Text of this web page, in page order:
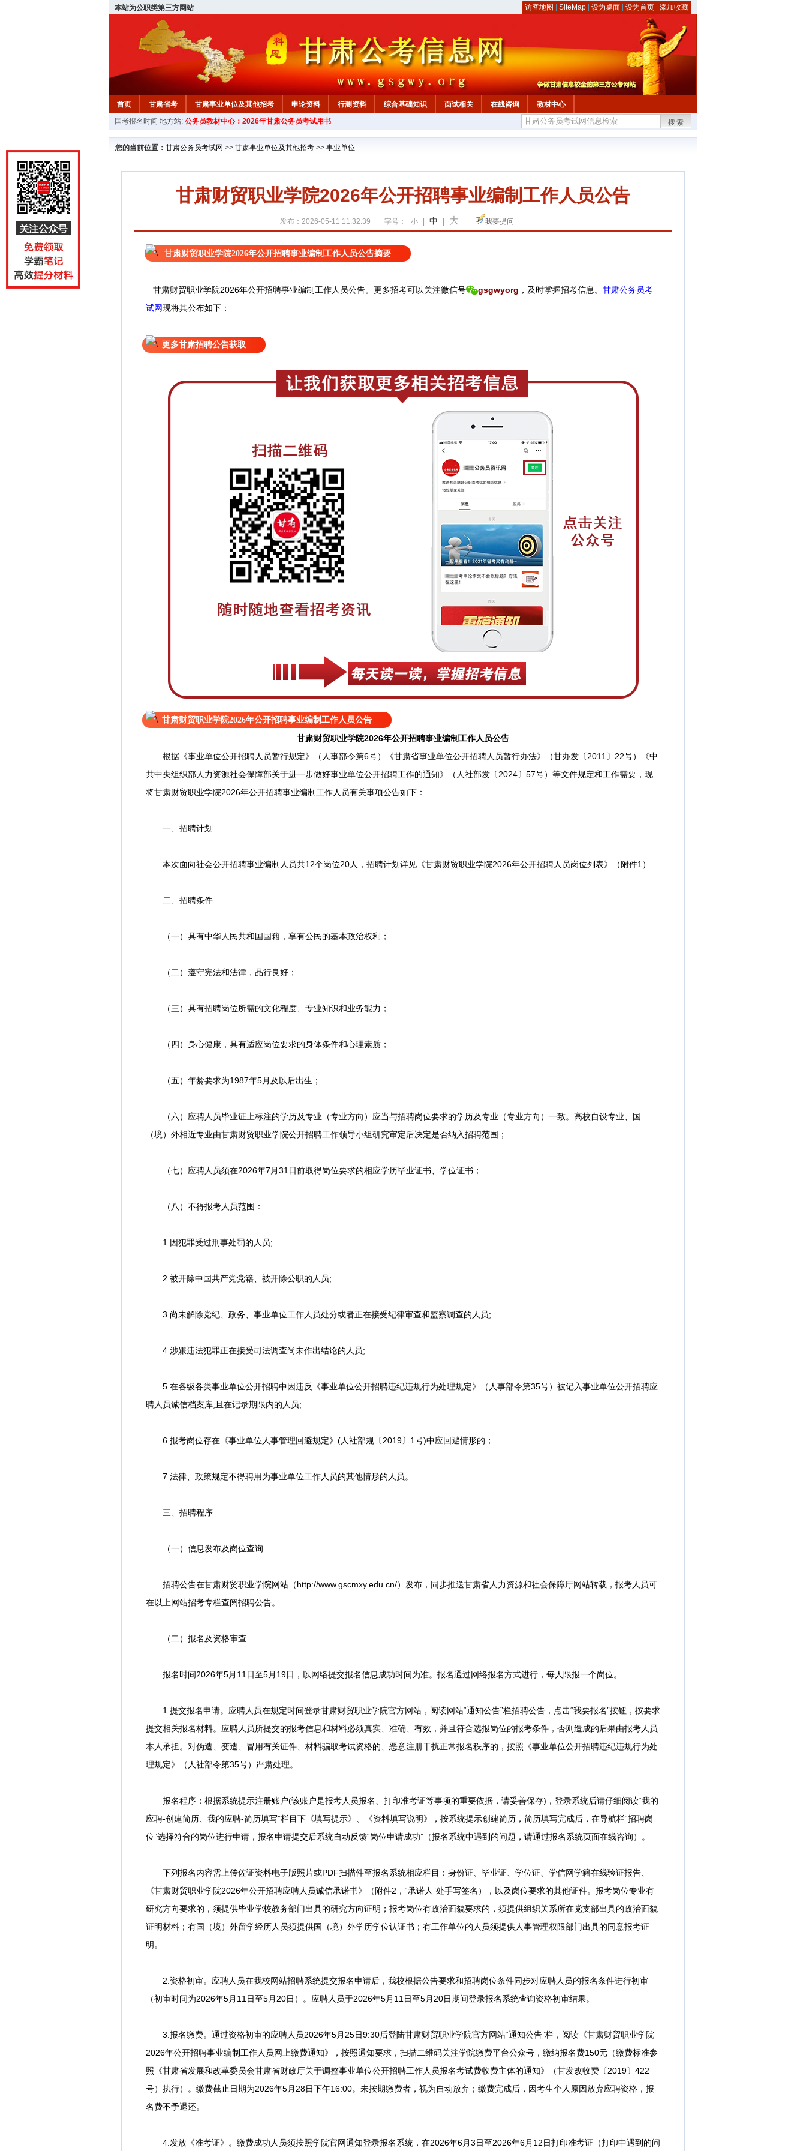
本站为公职类第三方网站 访客地图 SiteMap 设为桌面 设为首页 添加收藏
首页 甘肃省考 甘肃事业单位及其他招考 申论资料 行测资料 综合基础知识 面试相关 在线咨询
教材中心
国考报名时间 地方站: 公务员教材中心：2026年甘肃公务员考试用书 搜索
您的当前位置： 甘肃公务员考试网 >> 甘肃事业单位及其他招考 >> 事业单位
甘肃财贸职业学院2026年公开招聘事业编制工作人员公告
发布：2026-05-11 11:32:39 字号： 小 中 大 我要提问
甘肃财贸职业学院2026年公开招聘事业编制工作人员公告摘要
甘肃财贸职业学院2026年公开招聘事业编制工作人员公告。 更多招考可以关注微信号 gsgwyorg ， 及时掌握招考信息。 甘肃公务员考
试网现将其公布如下：
更多甘肃招聘公告获取
甘肃财贸职业学院2026年公开招聘事业编制工作人员公告
甘肃财贸职业学院2026年公开招聘事业编制工作人员公告
根据《事业单位公开招聘人员暂行规定》（人事部令第6号）《甘肃省事业单位公开招聘人员暂行办法》（甘办发〔2011〕22号）《中
共中央组织部人力资源社会保障部关于进一步做好事业单位公开招聘工作的通知》（人社部发〔2024〕57号）等文件规定和工作需要，现
将甘肃财贸职业学院2026年公开招聘事业编制工作人员有关事项公告如下：
一、招聘计划
本次面向社会公开招聘事业编制人员共12个岗位20人，招聘计划详见《甘肃财贸职业学院2026年公开招聘人员岗位列表》（附件1）
二、招聘条件
（一）具有中华人民共和国国籍，享有公民的基本政治权利；
（二）遵守宪法和法律，品行良好；
（三）具有招聘岗位所需的文化程度、专业知识和业务能力；
（四）身心健康，具有适应岗位要求的身体条件和心理素质；
（五）年龄要求为1987年5月及以后出生；
（六）应聘人员毕业证上标注的学历及专业（专业方向）应当与招聘岗位要求的学历及专业（专业方向）一致。高校自设专业、国
（境）外相近专业由甘肃财贸职业学院公开招聘工作领导小组研究审定后决定是否纳入招聘范围；
（七）应聘人员须在2026年7月31日前取得岗位要求的相应学历毕业证书、学位证书；
（八）不得报考人员范围：
1.因犯罪受过刑事处罚的人员;
2.被开除中国共产党党籍、被开除公职的人员;
3.尚未解除党纪、政务、事业单位工作人员处分或者正在接受纪律审查和监察调查的人员;
4.涉嫌违法犯罪正在接受司法调查尚未作出结论的人员;
5.在各级各类事业单位公开招聘中因违反《事业单位公开招聘违纪违规行为处理规定》（人事部令第35号）被记入事业单位公开招聘应
聘人员诚信档案库,且在记录期限内的人员;
6.报考岗位存在《事业单位人事管理回避规定》(人社部规〔2019〕1号)中应回避情形的；
7.法律、政策规定不得聘用为事业单位工作人员的其他情形的人员。
三、招聘程序
（一）信息发布及岗位查询
招聘公告在甘肃财贸职业学院网站（http://www.gscmxy.edu.cn/）发布，同步推送甘肃省人力资源和社会保障厅网站转载，报考人员可
在以上网站招考专栏查阅招聘公告。
（二）报名及资格审查
报名时间2026年5月11日至5月19日，以网络提交报名信息成功时间为准。报名通过网络报名方式进行，每人限报一个岗位。
1.提交报名申请。应聘人员在规定时间登录甘肃财贸职业学院官方网站，阅读网站“通知公告”栏招聘公告，点击“我要报名”按钮，按要求
提交相关报名材料。应聘人员所提交的报考信息和材料必须真实、准确、有效，并且符合选报岗位的报考条件，否则造成的后果由报考人员
本人承担。对伪造、变造、冒用有关证件、材料骗取考试资格的、恶意注册干扰正常报名秩序的，按照《事业单位公开招聘违纪违规行为处
理规定》（人社部令第35号）严肃处理。
报名程序：根据系统提示注册账户(该账户是报考人员报名、打印准考证等事项的重要依据，请妥善保存)，登录系统后请仔细阅读“我的
应聘-创建简历、我的应聘-简历填写”栏目下《填写提示》、《资料填写说明》，按系统提示创建简历，简历填写完成后，在导航栏“招聘岗
位”选择符合的岗位进行申请，报名申请提交后系统自动反馈“岗位申请成功”（报名系统中遇到的问题，请通过报名系统页面在线咨询）。
下列报名内容需上传佐证资料电子版照片或PDF扫描件至报名系统相应栏目：身份证、毕业证、学位证、学信网学籍在线验证报告、
《甘肃财贸职业学院2026年公开招聘应聘人员诚信承诺书》（附件2，“承诺人”处手写签名），以及岗位要求的其他证件。报考岗位专业有
研究方向要求的，须提供毕业学校教务部门出具的研究方向证明；报考岗位有政治面貌要求的，须提供组织关系所在党支部出具的政治面貌
证明材料；有国（境）外留学经历人员须提供国（境）外学历学位认证书；有工作单位的人员须提供人事管理权限部门出具的同意报考证
明。
2.资格初审。应聘人员在我校网站招聘系统提交报名申请后，我校根据公告要求和招聘岗位条件同步对应聘人员的报名条件进行初审
（初审时间为2026年5月11日至5月20日）。应聘人员于2026年5月11日至5月20日期间登录报名系统查询资格初审结果。
3.报名缴费。通过资格初审的应聘人员2026年5月25日9:30后登陆甘肃财贸职业学院官方网站“通知公告”栏，阅读《甘肃财贸职业学院
2026年公开招聘事业编制工作人员网上缴费通知》，按照通知要求，扫描二维码关注学院缴费平台公众号，缴纳报名费150元（缴费标准参
照《甘肃省发展和改革委员会甘肃省财政厅关于调整事业单位公开招聘工作人员报名考试费收费主体的通知》（甘发改收费〔2019〕422
号）执行）。缴费截止日期为2026年5月28日下午16:00。未按期缴费者，视为自动放弃；缴费完成后，因考生个人原因放弃应聘资格，报
名费不予退还。
4.发放《准考证》。缴费成功人员须按照学院官网通知登录报名系统，在2026年6月3日至2026年6月12日打印准考证（打印中遇到的问